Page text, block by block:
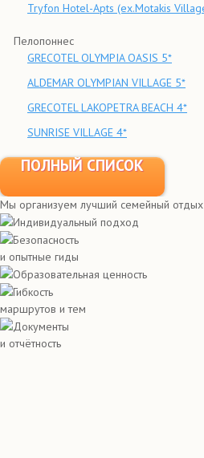
Tryfon Hotel-Apts (ex.Motakis
Пелопоннес
GRECOTEL OLYMPIA OASIS 5*
ALDEMAR OLYMPIAN VILLAGE 5*
GRECOTEL LAKOPETRA BEACH 4*
SUNRISE VILLAGE 4*
ПОЛНЫЙ СПИСОК
Мы организуем лучший семейный отдых
Индивидуальный подход
Безопасность
и опытные гиды
Образовательная ценность
Гибкость
маршрутов и тем
Документы
и отчётность